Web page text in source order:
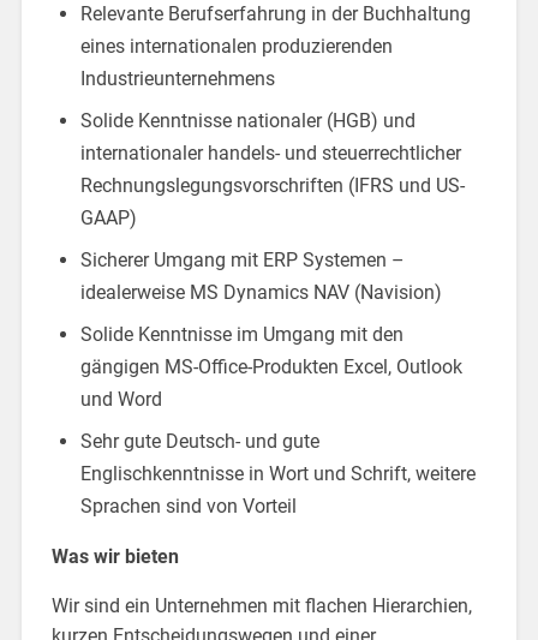
Relevante Berufserfahrung in der Buchhaltung
eines internationalen produzierenden
Industrieunternehmens
Solide Kenntnisse nationaler (HGB) und
internationaler handels- und steuerrechtlicher
Rechnungslegungsvorschriften (IFRS und US-
GAAP)
Sicherer Umgang mit ERP Systemen –
idealerweise MS Dynamics NAV (Navision)
Solide Kenntnisse im Umgang mit den
gängigen MS-Office-Produkten Excel, Outlook
und Word
Sehr gute Deutsch- und gute
Englischkenntnisse in Wort und Schrift, weitere
Sprachen sind von Vorteil
Was wir bieten
Wir sind ein Unternehmen mit flachen Hierarchien,
kurzen Entscheidungswegen und einer